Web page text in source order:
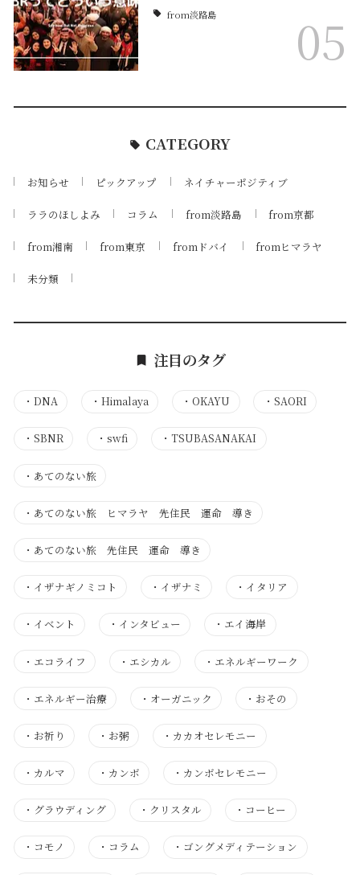
from淡路島 05
CATEGORY
お知らせ ピックアップ ネイチャーポジティブ
ララのほしよみ コラム from淡路島 from京都
from湘南 from東京 fromドバイ fromヒマラヤ
未分類
注目のタグ
・ DNA ・Himalaya ・OKAYU ・ SAORI
・ SBNR ・swfi ・TSUBASANAKAI
・ あてのない旅
・ あてのない旅 ヒマラヤ 先住民 運命 導き
・ あてのない旅 先住民 運命 導き
・ イザナギノミコト ・ イザナミ ・ イタリア
・ イベント ・ インタビュー ・ エイ海岸
・ エコライフ ・ エシカル ・ エネルギーワーク
・ エネルギー治療 ・ オーガニック ・ おその
・ お祈り ・ お粥 ・ カカオセレモニー
・ カルマ ・ カンボ ・ カンボセレモニー
・ グラウディング ・ クリスタル ・ コーヒー
・ コモノ ・ コラム ・ ゴングメディテーション